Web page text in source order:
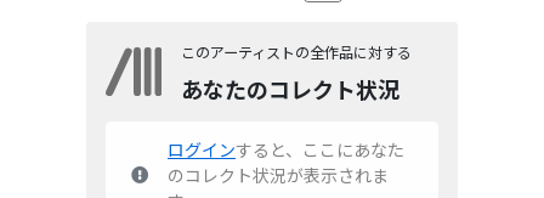
このアーティストの全作品に対する
あなたのコレクト状況
ログインすると、ここにあなた
のコレクト状況が表示されま